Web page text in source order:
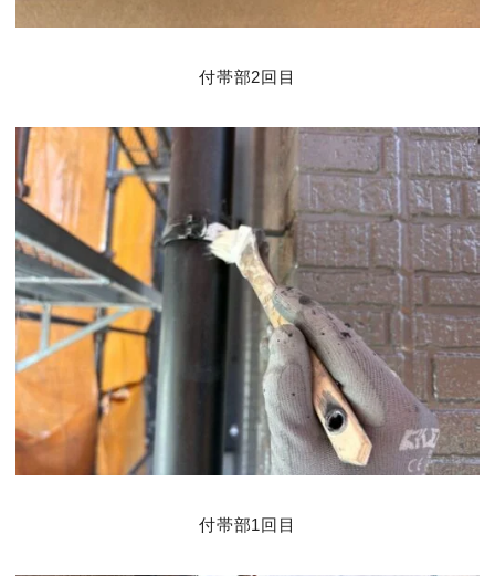
付帯部2回目
付帯部1回目